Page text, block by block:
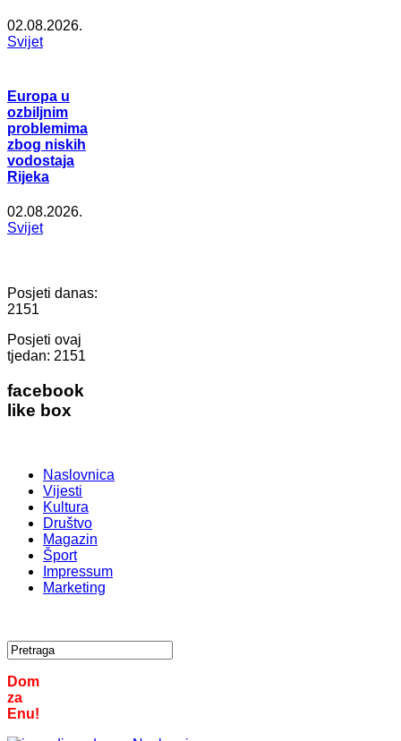
02.08.2026.
Svijet
Europa u
ozbiljnim
problemima
zbog niskih
vodostaja
Rijeka
02.08.2026.
Svijet
Posjeti danas:
2151
Posjeti ovaj
tjedan: 2151
facebook
like box
Naslovnica
Vijesti
Kultura
Društvo
Magazin
Šport
Impressum
Marketing
Dom
za
Enu!